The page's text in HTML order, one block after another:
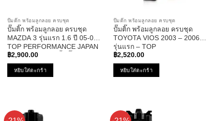
ปั๊มติ๊ก พร้อมลูกลอย ครบชุด
ปั๊มติ๊ก พร้อมลูกลอย ครบชุด
MAZDA 3 รุ่นแรก 1.6 ปี 05-09 –
TOP PERFORMANCE JAPAN
– TPFMZ-912 – ปั้มติ๊ก มาสด้า
สาม
฿2,900.00
หยิบใส่ตะกร้า
ปั๊มติ๊ก พร้อมลูกลอย ครบชุด
ปั๊มติ๊ก พร้อมลูกลอย ครบชุด
TOYOTA VIOS 2003 – 2006
รุ่นแรก – TOP
PERFORMANCE JAPAN –
TPFT-992 – ปั้มติ๊ก โตโยต้า วี
ออส
฿2,520.00
หยิบใส่ตะกร้า